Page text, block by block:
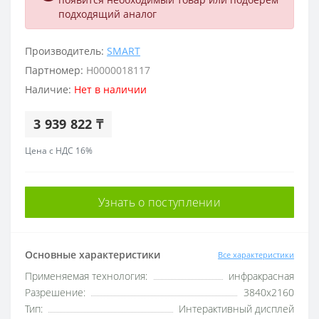
подходящий аналог
Производитель: SMART
Партномер: Н0000018117
Наличие: Нет в наличии
3 939 822 ₸
Цена с НДС 16%
Узнать о поступлении
Основные характеристики Все характеристики
Применяемая технология:
инфракрасная
Разрешение:
3840x2160
Тип:
Интерактивный дисплей